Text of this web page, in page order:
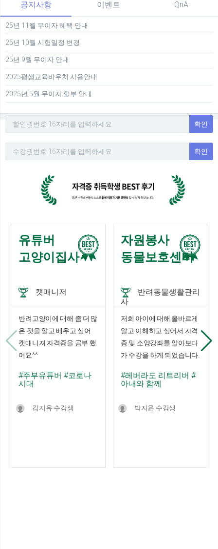
공지사항 이벤트 QnA
25년 11월 무이자 혜택 안내
25년 10월 시험일정 변경
25년 9월 무이자 안내
2025평생교육바우처 사용안내
2025년 5월 무이자 할부 안내
확인
확인
유튜버
고양이집사
캣매니저
반려고양이에 대해 좀 더 많
은 것을 알고 배우고 싶어
캣매니져 자격증을 공부 했
어요^^
#주부유튜버 #코로나
시대
김지유 수강생
자원봉사
동물보호센터
반려동물생활관리
사
저희 아이에 대해 올바르게
알고 이해하고 싶어서 자격
증 및 소양강좌를 알아보다
가 수강을 하게 되었습니다.
#레버라도 리트리버 #
아내와 함께
박지윤 수강생